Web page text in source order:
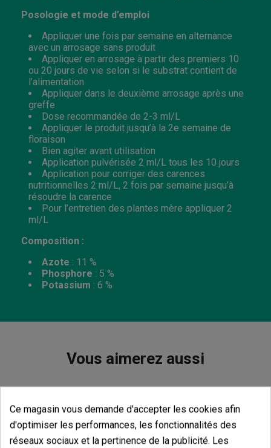
Posologie et mode d’emploi
Appliquer une fois par semaine en alternance
avec un arrosage sans produit
Appliquer en arrosage à partir des premiers 10
ou 20 jours de vie selon si le substrat contient de
l’alimentation
Appliquer dans le deuxième arrosage après une
greffe
Dose recommandée de 2-3 ml/L
Appliquer le produit jusqu’à la 2e semaine de
floraison
Bien agiter avant utilisation
Application pulvérisée 2 ml/L tous les 10 jours
Application pour corriger des carences
nutritionnelles 2 ml/L, 2 fois par semaine jusqu’à
résoudre la carence
Pour l’entretien des plantes mère appliquer 2
ml/L
Composition :
Azote : 11 %
Phosphore : 5 %
Potassium : 6 %
Vous aimerez aussi
Ce magasin vous demande d'accepter les cookies afin
d'optimiser les performances, les fonctionnalités des
réseaux sociaux et la pertinence de la publicité. Les